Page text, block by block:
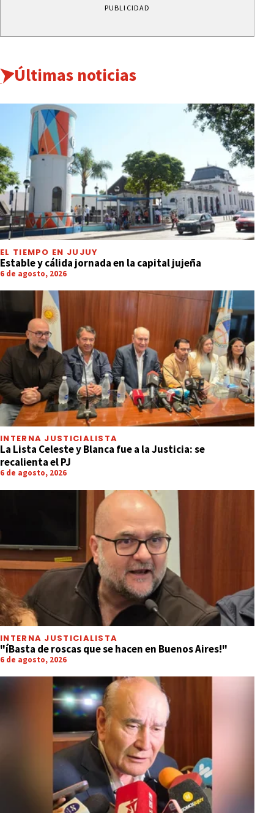
PUBLICIDAD
Últimas noticias
EL TIEMPO EN JUJUY
Estable y cálida jornada en la capital jujeña
6 de agosto, 2026
INTERNA JUSTICIALISTA
La Lista Celeste y Blanca fue a la Justicia: se
recalienta el PJ
6 de agosto, 2026
INTERNA JUSTICIALISTA
"íBasta de roscas que se hacen en Buenos Aires!"
6 de agosto, 2026